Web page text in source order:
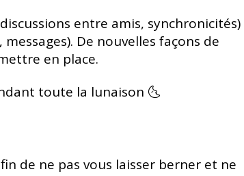
entre amis, synchronicités)
De nouvelles façons de
en place.
toute la lunaison 🌜
de ne pas vous laisser berner et ne